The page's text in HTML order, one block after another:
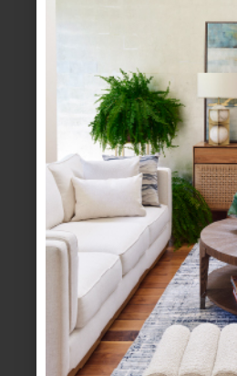
en
historia. Aquella
redefine la estética
Con más de 4,000
Eichholtzse ha
Sus piezas
continentes.